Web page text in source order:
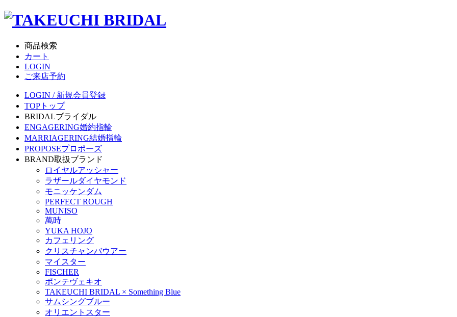
商品検索
カート
LOGIN
ご来店予約
LOGIN / 新規会員登録
TOP トップ
BRIDALブライダル
ENGAGERING婚約指輪
MARRIAGERING結婚指輪
PROPOSEプロポーズ
BRAND取扱ブランド
ロイヤルアッシャー
ラザールダイヤモンド
モニッケンダム
PERFECT ROUGH
MUNISO
萬時
YUKA HOJO
カフェリング
クリスチャンバウアー
マイスター
FISCHER
ポンテヴェキオ
TAKEUCHI BRIDAL × Something Blue
サムシングブルー
オリエントスター